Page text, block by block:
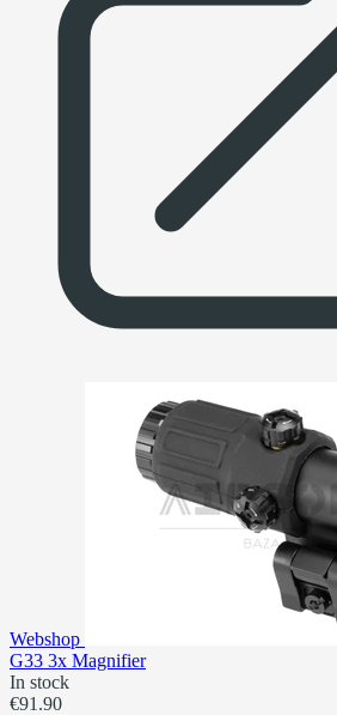
Webshop
G33 3x Magnifier
In stock
€91.90